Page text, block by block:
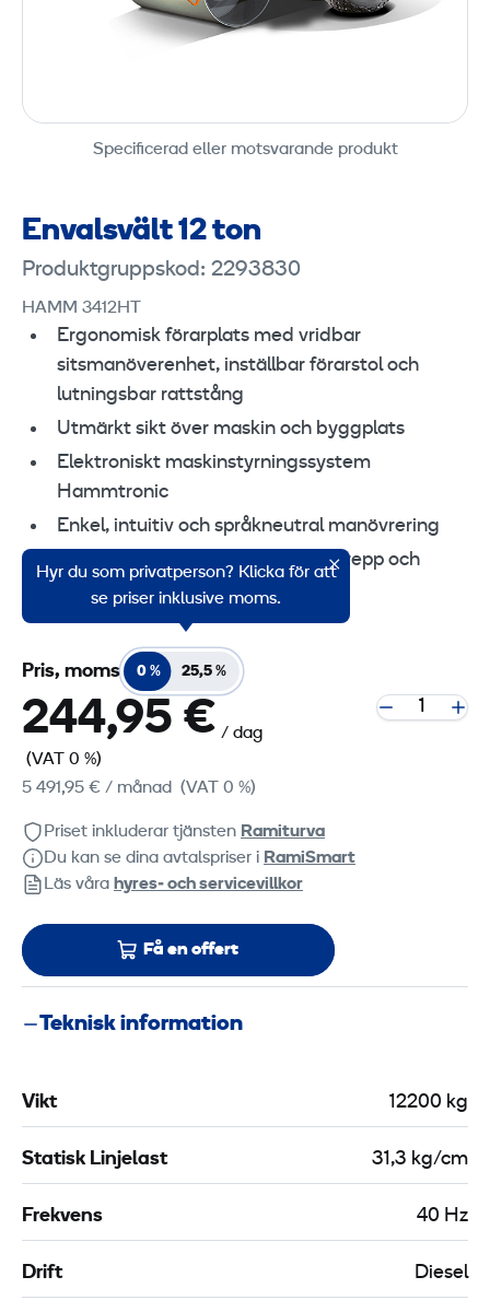
Specificerad eller motsvarande produkt
Envalsvält 12 ton
Produktgruppskod: 2293830
HAMM 3412HT
Ergonomisk förarplats med vridbar
sitsmanöverenhet, inställbar förarstol och
lutningsbar rattstång
Utmärkt sikt över maskin och byggplats
Elektroniskt maskinstyrningssystem
Hammtronic
Enkel, intuitiv och språkneutral manövrering
Trepunkts midjeled för utmärkt grepp och
terrängframkomlighet
Hyr du som privatperson? Klicka för att
se priser inklusive moms.
Pris, moms 0 % 25,5 %
244,95 € / dag
(VAT 0 %)
5 491,95 € / månad (VAT 0 %)
Priset inkluderar tjänsten Ramiturva
Du kan se dina avtalspriser i RamiSmart
Läs våra hyres‑ och servicevillkor
Få en offert
Teknisk information
Vikt 12200 kg
Statisk Linjelast 31,3 kg/cm
Frekvens 40 Hz
Drift Diesel